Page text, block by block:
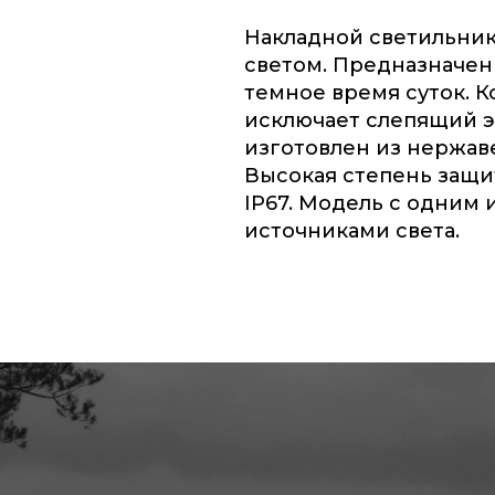
Накладной
светом.
темное время суток.
исключает слепящий
изготовлен из
Высокая степень
IP67. Модель с одним
источниками света.